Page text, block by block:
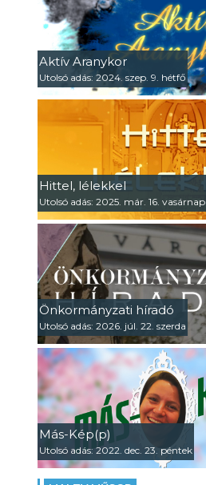
Aktív Aranykor
Utolsó adás: 2024. szep. 9. hétfő
Hittel, lélekkel
Utolsó adás: 2025. már. 16. vasárnap
Önkormányzati híradó
Utolsó adás: 2026. júl. 22. szerda
Más-Kép(p)
Utolsó adás: 2022. dec. 23. péntek